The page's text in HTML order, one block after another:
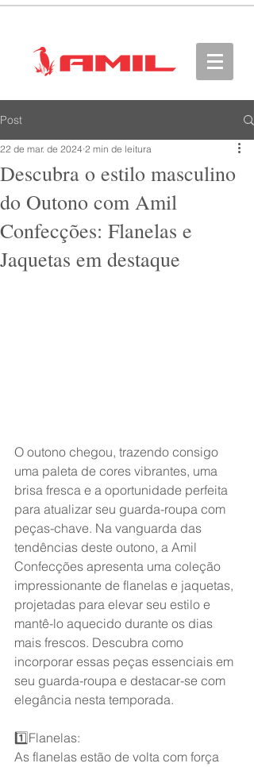
Post
Descubra o estilo masculino
do Outono com Amil
Confecções: Flanelas e
Jaquetas em destaque
22 de mar. de 2024 2 min de leitura
O outono chegou, trazendo consigo
uma paleta de cores vibrantes, uma
brisa fresca e a oportunidade perfeita
para atualizar seu guarda-roupa com
peças-chave. Na vanguarda das
tendências deste outono, a Amil
Confecções apresenta uma coleção
impressionante de flanelas e jaquetas,
projetadas para elevar seu estilo e
mantê-lo aquecido durante os dias
mais frescos. Descubra como
incorporar essas peças essenciais em
seu guarda-roupa e destacar-se com
elegância nesta temporada.
1️⃣Flanelas:
As flanelas estão de volta com força